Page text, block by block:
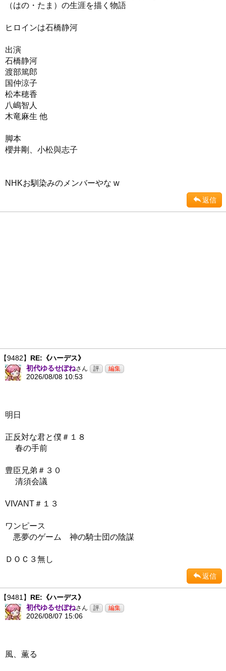
（はの・たま）の生涯を描く物語
ヒロインは石橋静河
出演
石橋静河
渡部篤郎
国仲涼子
松本穂香
八嶋智人
木竜麻生 他
脚本
櫻井剛、小松與志子
NHKお馴染みのメンバーやな w
返信
【9482】 RE:《ハーデス》
初代ゆるせぽねさん
2026/08/08 10:53
明日
正反対な君と僕＃１８
春の手前
豊臣兄弟＃３０
清須会議
VIVANT＃１３
ワンピース
悪夢のゲーム 神の騎士団の陰謀
ＤＯＣ３無し
返信
【9481】 RE:《ハーデス》
初代ゆるせぽねさん
2026/08/07 15:06
風、薫る